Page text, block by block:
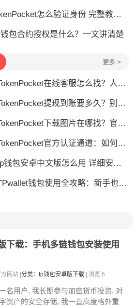
怎么验证身份 完整教程分享 手把手教你完成KYC认证流程
包合约授权是什么？一文讲清楚
更多 >
在线客服怎么找？人工客服快速接入攻略
提现到账要多久？别把钱包当银行，看完这篇就懂了
下载图片在哪找？官方渠道最靠谱
官方认证通道：如何找到真正的官方渠道
钱包安卓中文版怎么用 详细安装教程
钱包使用全攻略：新手也能快速上手掌握
下载：手机多链钱包安装使用
网站 | 分类：tp钱包安卓版下载 | 浏览:6
名用户, 我长期参与加密货币投资, 对
资产的安全存储, 我一直高度格外重